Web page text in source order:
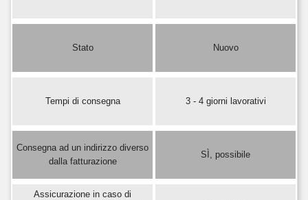
Stato Nuovo
Tempi di consegna 3 - 4 giorni lavorativi
Consegna ad un indirizzo diverso
dalla fatturazione
SÌ, possibile
Assicurazione in caso di